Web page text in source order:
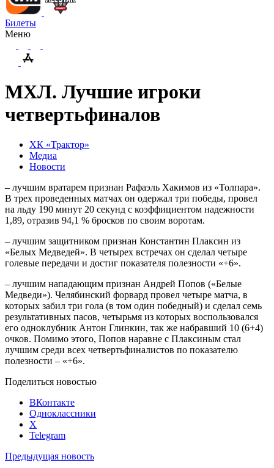
Билеты
Меню
МХЛ. Лучшие игроки
четвертьфиналов
ХК «Трактор»
Медиа
Новости
– лучшим вратарем признан Рафаэль Хакимов из «Толпара».
В трех проведенных матчах он одержал три победы, провел
на льду 190 минут 20 секунд с коэффициентом надежности
1,89, отразив 94,1 % бросков по своим воротам.
– лучшим защитником признан Константин Плаксин из
«Белых Медведей». В четырех встречах он сделал четыре
голевые передачи и достиг показателя полезности «+6».
– лучшим нападающим признан Андрей Попов («Белые
Медведи»). Челябинский форвард провел четыре матча, в
которых забил три гола (в том один победный) и сделал семь
результативных пасов, четырьмя из которых воспользовался
его одноклубник Антон Глинкин, так же набравший 10 (6+4)
очков. Помимо этого, Попов наравне с Плаксиным стал
лучшим среди всех четвертьфиналистов по показателю
полезности – «+6».
Поделиться новостью
ВКонтакте
Одноклассники
X
Telegram
Предыдущая новость